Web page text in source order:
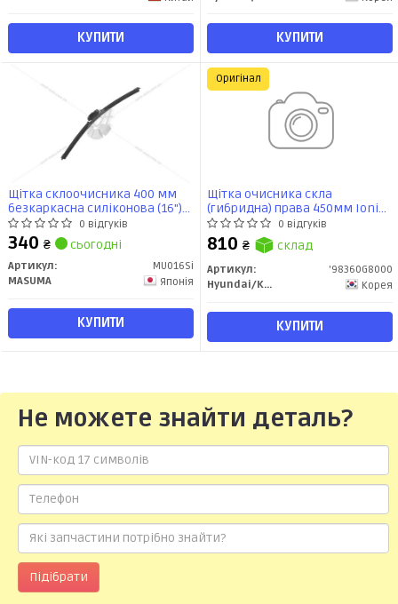
КУПИТИ КУПИТИ
Щітка склоочисника 400 мм
безкаркасна силіконова (16")
(J-HOOK + 12 адаптерів) (MU-
016Si) MASUMA
0 відгуків
340 ₴ сьогодні
Артикул:
MU016Si
MASUMA
Японія
КУПИТИ
Щітка очисника скла
(гибридна) права 450мм Ioniq
Hybrid (19-) (98360G8000) Mobis
0 відгуків
810 ₴ склад
Артикул:
'98360G8000
Hyundai/Kia/Mobis
Корея
КУПИТИ
Оригінал
Не можете знайти деталь?
Підібрати